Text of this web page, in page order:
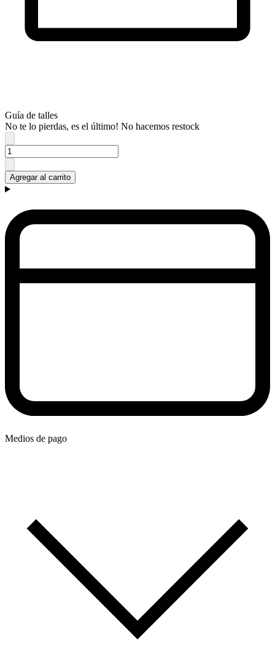
Guía de talles
No te lo pierdas, es el último! No hacemos restock
Agregar al carrito
Medios de pago